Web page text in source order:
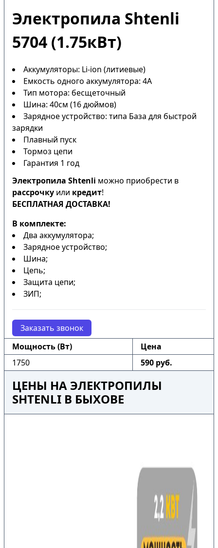
Электропила Shtenli
5704 (1.75кВт)
Аккумуляторы: Li-ion (литиевые)
Емкость одного аккумулятора: 4А
Тип мотора: бесщеточный
Шина: 40см (16 дюймов)
Зарядное устройство: типа База для быстрой
зарядки
Плавный пуск
Тормоз цепи
Гарантия 1 год
Электропила Shtenli можно приобрести в
рассрочку или кредит!
БЕСПЛАТНАЯ ДОСТАВКА!
В комплекте:
Два аккумулятора;
Зарядное устройство;
Шина;
Цепь;
Защита цепи;
ЗИП;
Заказать звонок
Мощность (Вт)
Цена
1750
590 руб.
ЦЕНЫ НА ЭЛЕКТРОПИЛЫ
SHTENLI В БЫХОВЕ